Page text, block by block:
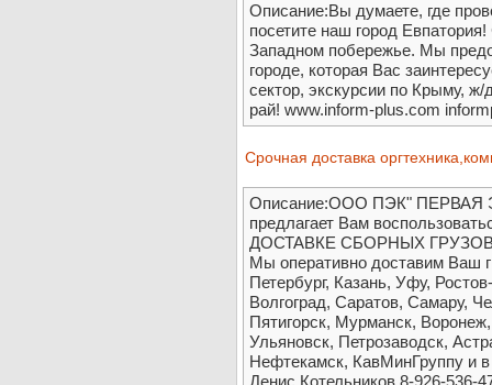
Описание:Вы думаете, где
посетите наш город
Западном побережье. Мы
городе, которая Вас
сектор, экскурсии по Крыму,
рай! www.inform-plus.com
Срочная доставка
Описание:ООО ПЭК"
предлагает Вам
ДОСТАВКЕ СБОРНЫХ ГРУЗОВ
Мы оперативно доставим Ваш
Петербург, Казань, Уфу,
Волгоград, Саратов, Самару,
Пятигорск, Мурманск,
Ульяновск, Петрозаводск,
Нефтекамск, КавМинГруппу и